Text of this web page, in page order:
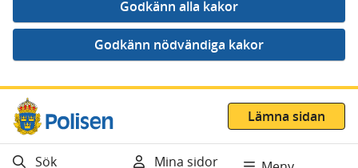
Gå direkt till innehåll
Lämna sidan
Sök Mina sidor